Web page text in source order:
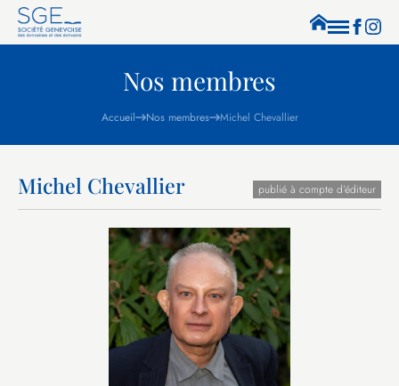
Nos membres
Accueil Nos membres Michel Chevallier
Michel Chevallier publié à compte d’éditeur